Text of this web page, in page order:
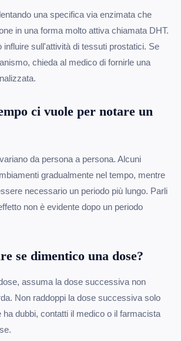
una specifica via enzimata che
in una forma molto attiva chiamata DHT.
influire sull'attività di tessuti prostatici. Se
chieda al medico di fornirle una
ci vuole per notare un
da persona a persona. Alcuni
gradualmente nel tempo, mentre
necessario un periodo più lungo. Parli
non è evidente dopo un periodo
se dimentico una dose?
assuma la dose successiva non
Non raddoppi la dose successiva solo
ha dubbi, contatti il medico o il farmacista